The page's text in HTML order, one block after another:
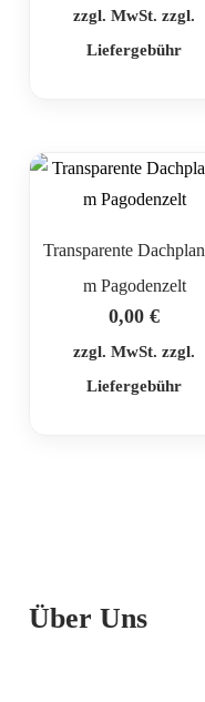
zzgl. MwSt. zzgl.
Liefergebühr
Transparente
m Pagodenzelt
0,00€
zzgl. MwSt. zzgl.
Liefergebühr
Über Uns